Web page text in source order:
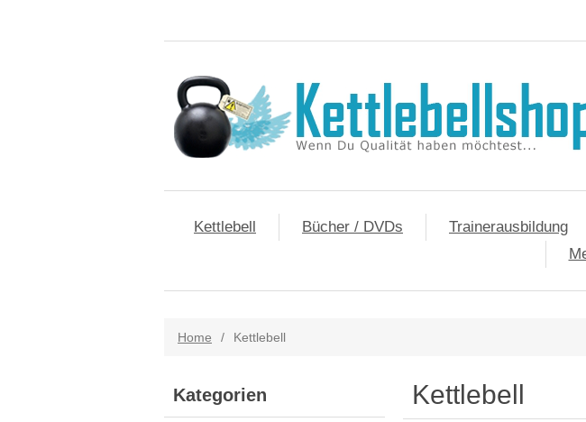
Kettlebell Bücher / DVDs Trainerausbildung
Home / Kettlebell
Kategorien Kettlebell